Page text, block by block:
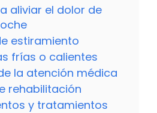
aliviar el dolor de
estiramiento
frías o calientes
la atención médica
rehabilitación
y tratamientos